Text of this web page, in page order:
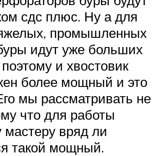
сдс плюс. Ну а для
промышленных
идут уже больших
и хвостовик
более мощный и это
мы рассматривать не
что для работы
вряд ли
такой мощный.